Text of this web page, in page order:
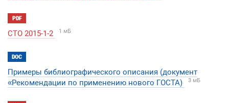
PDF
СТО 2015-1-2 1 мБ
DOC
Примеры библиографического описания (документ
«Рекомендации по применению нового ГОСТА)
3 мБ